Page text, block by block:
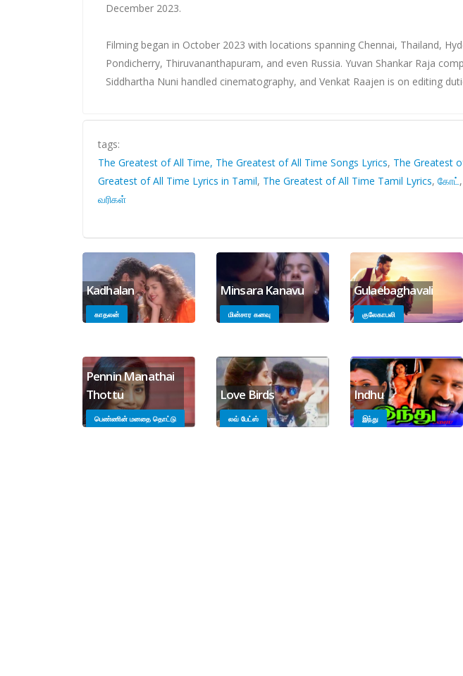
December 2023.
Filming began in October 2023 with locations spanning Chennai, Thailand,
Pondicherry, Thiruvananthapuram, and even Russia. Yuvan Shankar Raja
Siddhartha Nuni handled cinematography, and Venkat Raajen is on editing
tags:
The Greatest of All Time, The Greatest of All Time Songs Lyrics, The Greatest
Greatest of All Time Lyrics in Tamil, The Greatest of All Time Tamil Lyrics, கோட் ,
வரிகள்
Kadhalan
காதலன்
Minsara Kanavu
மின்சார கனவு
Gulaebaghavali
குலேகாபலி
Pennin Manathai
Thottu
பெண்ணின் மனதை தொட்டு
Love Birds
லவ் பேட்ஸ்
Indhu
இந்து